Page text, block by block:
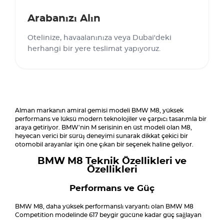
Arabanızı Alın
Otelinize, havaalanınıza veya Dubai'deki
herhangi bir yere teslimat yapıyoruz.
Alman markanın amiral gemisi modeli BMW M8, yüksek
performans ve lüksü modern teknolojiler ve çarpıcı tasarımla bir
araya getiriyor. BMW'nin M serisinin en üst modeli olan M8,
heyecan verici bir sürüş deneyimi sunarak dikkat çekici bir
otomobil arayanlar için öne çıkan bir seçenek haline geliyor.
BMW M8 Teknik Özellikleri ve
Özellikleri
Performans ve Güç
BMW M8, daha yüksek performanslı varyantı olan BMW M8
Competition modelinde 617 beygir gücüne kadar güç sağlayan